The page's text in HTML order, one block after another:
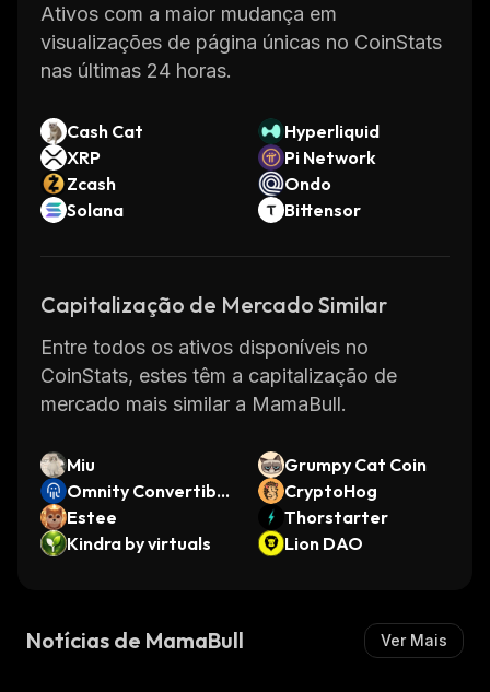
Ativos com a maior mudança em
visualizações de página únicas no CoinStats
nas últimas 24 horas.
Cash Cat
Hyperliquid
XRP
Pi Network
Zcash
Ondo
Solana
Bittensor
Capitalização de Mercado Similar
Entre todos os ativos disponíveis no
CoinStats, estes têm a capitalização de
mercado mais similar a MamaBull.
Miu
Grumpy Cat Coin
Omnity Convertible
Token
CryptoHog
Estee
Thorstarter
Kindra by virtuals
Lion DAO
Notícias de MamaBull Ver Mais